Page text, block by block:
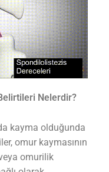
Nelerdir?
kayma olduğunda
omur kaymasının
omurilik